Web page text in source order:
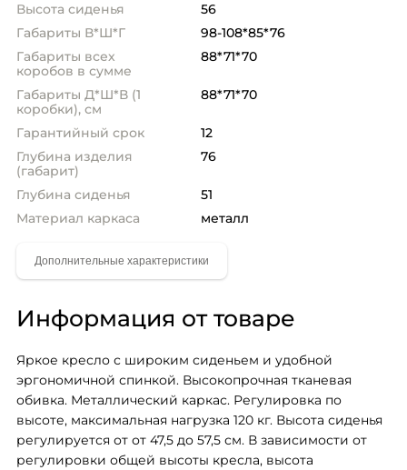
Высота сиденья
56
Габариты В*Ш*Г
98-108*85*76
Габариты всех
коробов в сумме
88*71*70
Габариты Д*Ш*В (1
коробки), см
88*71*70
Гарантийный срок
12
Глубина изделия
(габарит)
76
Глубина сиденья
51
Материал каркаса
металл
Информация от товаре
Яркое кресло с широким сиденьем и удобной
эргономичной спинкой. Высокопрочная тканевая
обивка. Металлический каркас. Регулировка по
высоте, максимальная нагрузка 120 кг. Высота сиденья
регулируется от от 47,5 до 57,5 см. В зависимости от
регулировки общей высоты кресла, высота